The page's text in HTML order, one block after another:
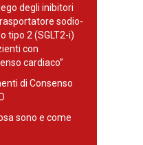
degli inibitori
sodio-
tipo 2 (SGLT2-i)
con
cardiaco”
di Consenso
sono e come